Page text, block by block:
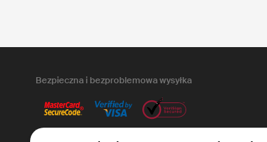
Bezpieczna i bezproblemowa wysyłka